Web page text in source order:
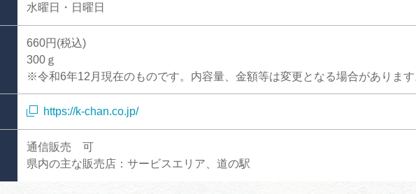
水曜日・日曜日
660円(税込)
300ｇ
※令和6年12月現在のものです。内容量、金額等は変更となる場合がありま
https://k-chan.co.jp/
通信販売 可
県内の主な販売店：サービスエリア、道の駅